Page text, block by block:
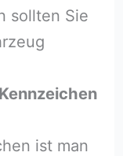
sollten Sie
ist man